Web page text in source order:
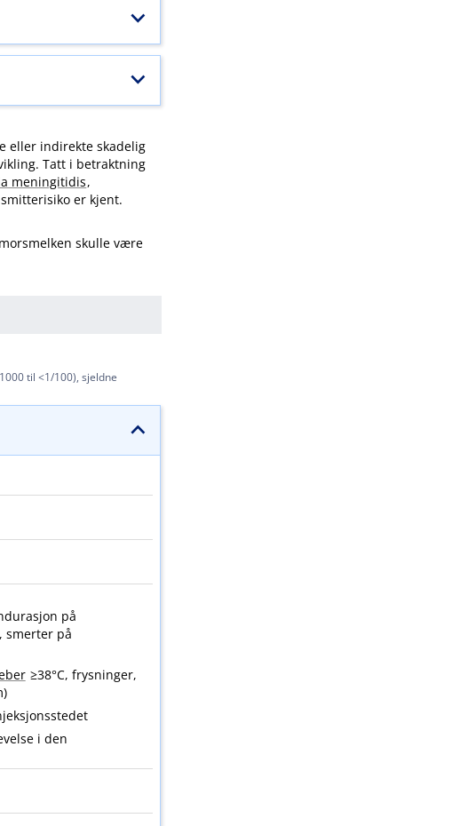
eller indirekte skadelig
Tatt i betraktning
meningitidis,
er kjent.
skulle være
til <1​/​100), sjeldne
på
, smerter på
≥38°C, frysninger,
i den